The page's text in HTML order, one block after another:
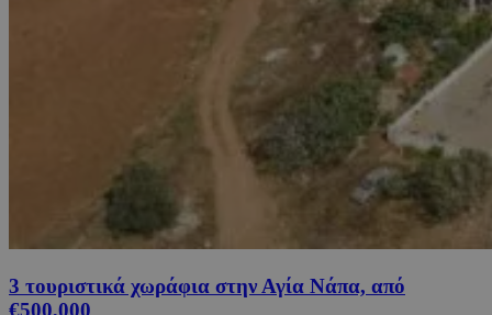
3 τουριστικά χωράφια στην Αγία Νάπα, από
€500,000